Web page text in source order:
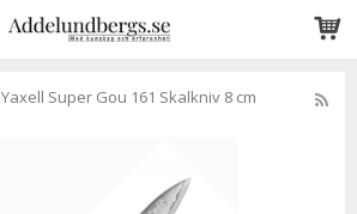
Yaxell Super Gou 161 Skalkniv 8 cm